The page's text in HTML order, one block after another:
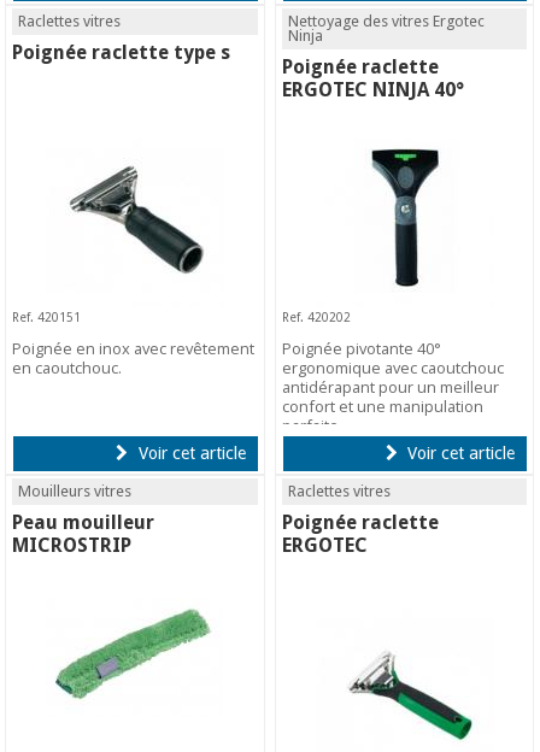
Raclettes vitres
Poignée raclette type s
Ref. 420151
Poignée en inox avec revêtement
en caoutchouc.
Voir cet article
Nettoyage des vitres Ergotec
Ninja
Poignée raclette
ERGOTEC NINJA 40°
Ref. 420202
Poignée pivotante 40°
ergonomique avec caoutchouc
antidérapant pour un meilleur
confort et une manipulation
parfaite.
Voir cet article
Mouilleurs vitres
Peau mouilleur
MICROSTRIP
Raclettes vitres
Poignée raclette
ERGOTEC